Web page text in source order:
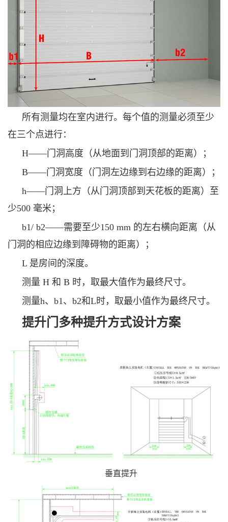
所有测量均在室内进行。每个值的测量必须至少
在三个点进行：
H——门洞高度（从地面到门洞顶部的距离）；
B——门洞宽度（门洞左边缘到右边缘的距离）；
h——门洞上方（从门洞顶部到天花板的距离）至
少500 毫米；
b1/ b2——需要至少150 mm 的左右横向距离（从
门洞的相应边缘到障碍物的距离）；
L 是房间的深度。
测量 H 和 B 时，取最大值作为最终尺寸。
测量h、b1、b2和L时，取最小值作为最终尺寸。
提升门多种提升方式设计方案
垂直提升